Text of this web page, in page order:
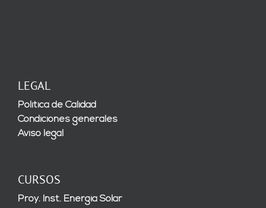
LEGAL
Política de Calidad
Condiciones generales
Aviso legal
CURSOS
Proy. Inst. Energía Solar